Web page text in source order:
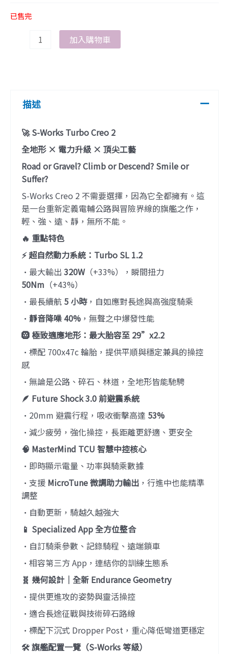
已售完
加入購物車
描述
🚀 S-Works Turbo Creo 2
全地形 × 電力升級 × 頂尖工藝
Road or Gravel? Climb or Descend? Smile or
Suffer?
S-Works Creo 2 不需要選擇，因為它全都擁有。這
是一台重新定義電輔公路與冒險界線的旗艦之作，
輕、強、遠、靜，無所不能。
🔥 重點特色
⚡ 超自然動力系統：Turbo SL 1.2
•最大輸出 320W（+33%），瞬間扭力
50Nm （+43%）
•最長續航 5 小時，自如應對長途與高強度騎乘
• 靜音降噪 40%，無聲之中爆發性能
🛞 極致適應地形：最大胎容至 29”x2.2
•標配 700x47c 輪胎，提供平順與穩定兼具的操控
感
•無論是公路、碎石、林道，全地形皆能馳騁
🪶 Future Shock 3.0 前避震系統
•20mm 避震行程，吸收衝擊高達 53%
•減少疲勞，強化操控，長距離更舒適、更安全
🧠 MasterMind TCU 智慧中控核心
•即時顯示電量、功率與騎乘數據
•支援 MicroTune 微調助力輸出，行進中也能精準
調整
•自動更新，騎越久越強大
📱 Specialized App 全方位整合
•自訂騎乘參數、記錄騎程、遠端鎖車
•相容第三方 App，連結你的訓練生態系
🧬 幾何設計｜全新 Endurance Geometry
•提供更進攻的姿勢與靈活操控
•適合長途征戰與技術碎石路線
•標配下沉式 Dropper Post，重心降低彎道更穩定
🛠 旗艦配置一覽（S-Works 等級）